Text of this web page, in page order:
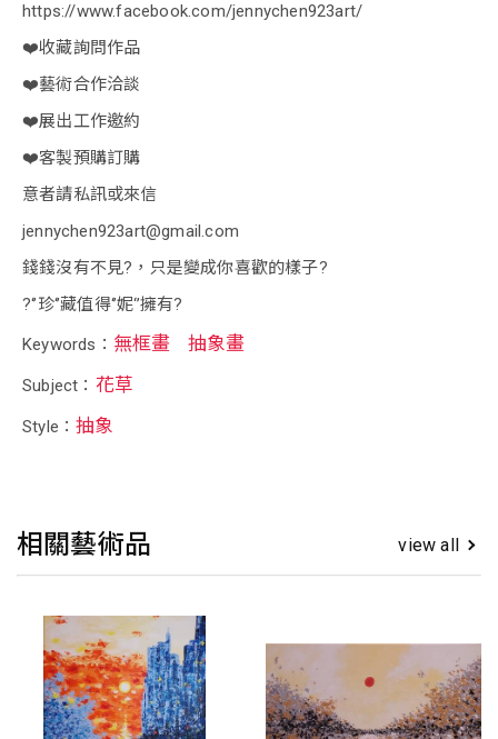
https://www.facebook.com/jennychen923art/
❤️收藏詢問作品
❤️藝術合作洽談
❤️展出工作邀約
❤️客製預購訂購
意者請私訊或來信
jennychen923art@gmail.com
錢錢沒有不見?，只是變成你喜歡的樣子?
?‘’珍‘’藏值得‘’妮‘’擁有?
Keywords： 無框畫 抽象畫
Subject： 花草
Style：抽象
相關藝術品 view all